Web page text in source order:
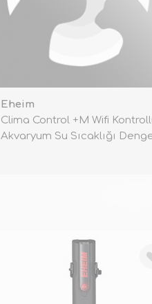
Eheim
Clima Control +M Wifi
Akvaryum Su Sıcaklığı